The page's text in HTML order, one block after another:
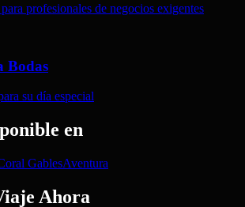
profesionales de negocios exigentes
Bodas
su día especial
en
GablesAventura
Ahora